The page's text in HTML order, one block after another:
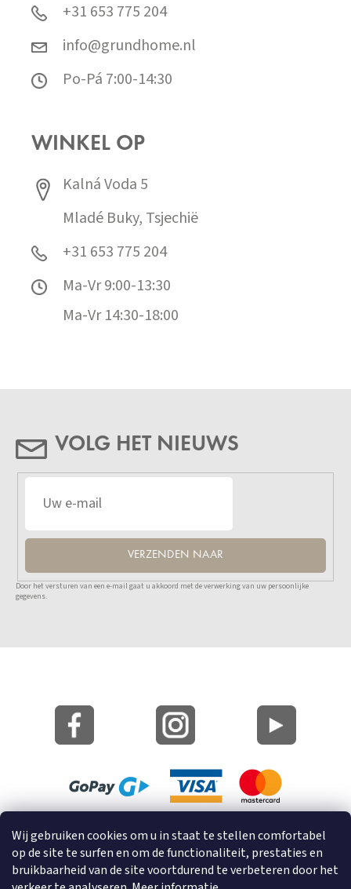
Wij gebruiken cookies om u in staat te stellen comfortabel
op de site te surfen en om de functionaliteit, prestaties en
bruikbaarheid van de site voortdurend te verbeteren door het
+31 653 775 204
info@grundhome.nl
Po-Pá 7:00-14:30
WINKEL OP
Kalná Voda 5
Mladé Buky, Tsjechië
+31 653 775 204
Ma-Vr 9:00-13:30
Ma-Vr 14:30-18:00
VOLG HET NIEUWS
VERZENDEN NAAR
Door het versturen van een e-mail gaat u akkoord met de verwerking van uw persoonlijke
gegevens.
Informatie over cookies